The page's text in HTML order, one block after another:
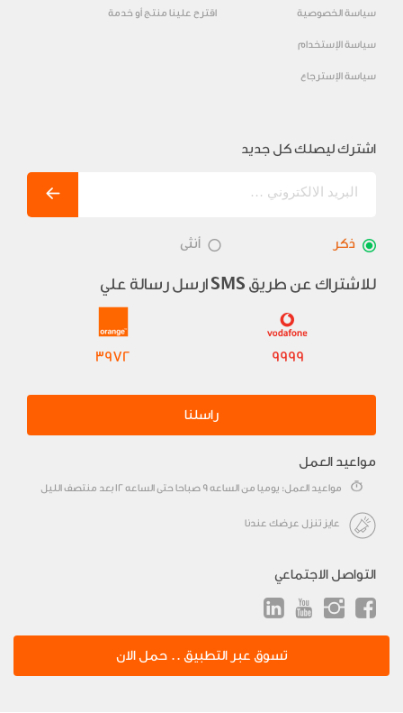
سياسة الخصوصية
سياسة الإستخدام
سياسة الإسترجاع
اقترح علينا منتج أو خدمة
اشترك ليصلك كل جديد
ذكر أنثى
للاشتراك عن طريق SMS ارسل رسالة علي
9999
3972
راسلنا
مواعيد العمل
مواعيد العمل: يوميا من الساعه 9 صباحا حتى الساعه 12 بعد منتصف الليل
عايز تنزل عرضك عندنا
التواصل الاجتماعي
تسوق عبر التطبيق .. حمل الان